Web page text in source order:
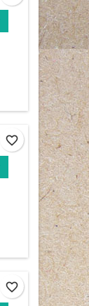
favorite_border
favorite_border